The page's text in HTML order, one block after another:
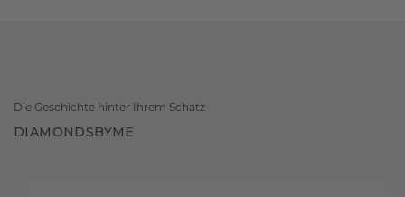
Die Geschichte hinter Ihrem Schatz
DIAMONDSBYME